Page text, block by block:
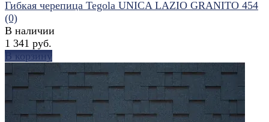
избранное сравнить
Гибкая черепица Tegola UNICA LAZIO GRANITO 454
(0)
В наличии
1 341 руб.
В корзину